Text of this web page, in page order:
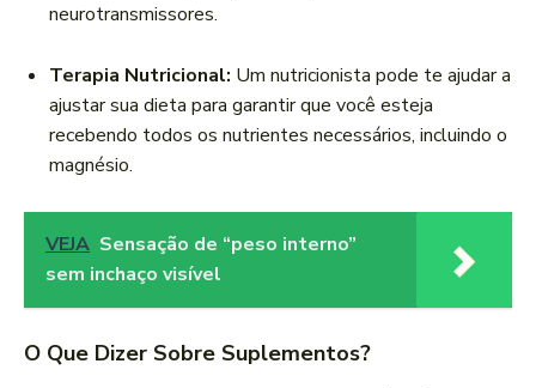
neurotransmissores.
Terapia Nutricional: Um nutricionista pode te ajudar a
ajustar sua dieta para garantir que você esteja
recebendo todos os nutrientes necessários, incluindo o
magnésio.
VEJA Sensação de “peso interno”
sem inchaço visível
O Que Dizer Sobre Suplementos?